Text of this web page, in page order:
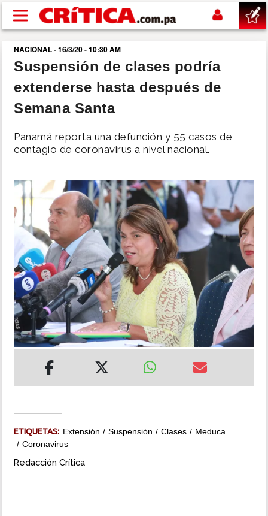
Pasar al contenido principal
buscar
SUCESOS
POLÍTICA
SHOW
DEPORTES
MUNDO
INSÓLITAS
MULTIMEDIA
NACIONAL - 16/3/20 - 10:30 AM
Suspensión de clases podría
extenderse hasta después de
Semana Santa
Panamá reporta una defunción y 55 casos de
contagio de coronavirus a nivel nacional.
ETIQUETAS: Extensión Suspensión Clases
Meduca
Coronavirus
Redacción Crítica